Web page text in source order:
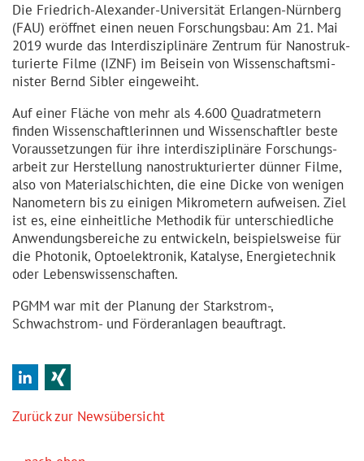
Die Friedrich-Alexander-Universität Erlangen-Nürnberg
(FAU) eröffnet einen neuen Forschungsbau: Am 21. Mai
2019 wurde das Interdis­zi­plinäre Zentrum für Nanostruk­
tu­rierte Filme (IZNF) im Beisein von Wissen­schafts­mi­
nister Bernd Sibler eingeweiht.
Auf einer Fläche von mehr als 4.600 Quadrat­metern
finden Wissen­schaft­le­rinnen und Wissen­schaftler beste
Voraus­set­zungen für ihre interdis­zi­plinäre Forschungs­
arbeit zur Herstellung nanostruk­tu­rierter dünner Filme,
also von Materi­al­schichten, die eine Dicke von wenigen
Nanometern bis zu einigen Mikrometern aufweisen. Ziel
ist es, eine einheitliche Methodik für unterschiedliche
Anwendungs­be­reiche zu entwickeln, beispielsweise für
die Photonik, Optoelek­tronik, Katalyse, Energie­technik
oder Lebens­wis­sen­schaften.
PGMM war mit der Planung der Starkstrom-,
Schwachstrom- und Förder­anlagen beauftragt.
LinkedIn
Zurück zur Newsübersicht